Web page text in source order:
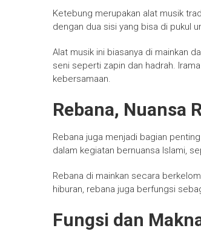
Ketebung merupakan alat musik
dengan dua sisi yang bisa di pukul
Alat musik ini biasanya di mainkan
seni seperti zapin dan hadrah.
kebersamaan.
Rebana, Nuansa
Rebana juga menjadi bagian
dalam kegiatan bernuansa Islami,
Rebana di mainkan secara
hiburan, rebana juga berfungsi
Fungsi dan